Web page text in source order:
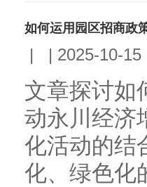
如何运用园区招商政
| | 2025-10-15
文章探讨如
动永川经济
化活动的结
化、绿色化